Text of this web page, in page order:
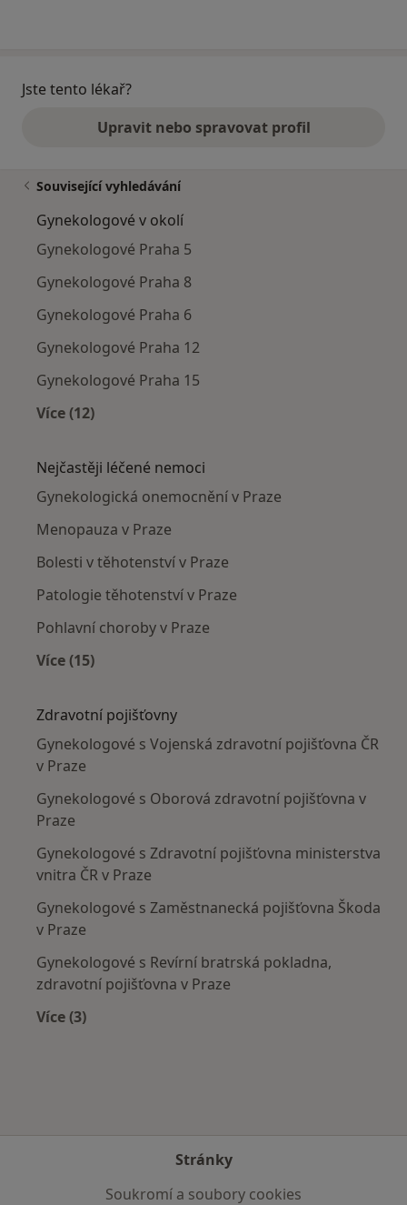
Jste tento lékař?
Upravit nebo spravovat profil
Související vyhledávání
Gynekologové v okolí
Gynekologové Praha 5
Gynekologové Praha 8
Gynekologové Praha 6
Gynekologové Praha 12
Gynekologové Praha 15
Více (12)
Nejčastěji léčené nemoci
Gynekologická onemocnění v Praze
Menopauza v Praze
Bolesti v těhotenství v Praze
Patologie těhotenství v Praze
Pohlavní choroby v Praze
Více (15)
Zdravotní pojišťovny
Gynekologové s Vojenská zdravotní pojišťovna ČR
v Praze
Gynekologové s Oborová zdravotní pojišťovna v
Praze
Gynekologové s Zdravotní pojišťovna ministerstva
vnitra ČR v Praze
Gynekologové s Zaměstnanecká pojišťovna Škoda
v Praze
Gynekologové s Revírní bratrská pokladna,
zdravotní pojišťovna v Praze
Více (3)
Stránky
Soukromí a soubory cookies